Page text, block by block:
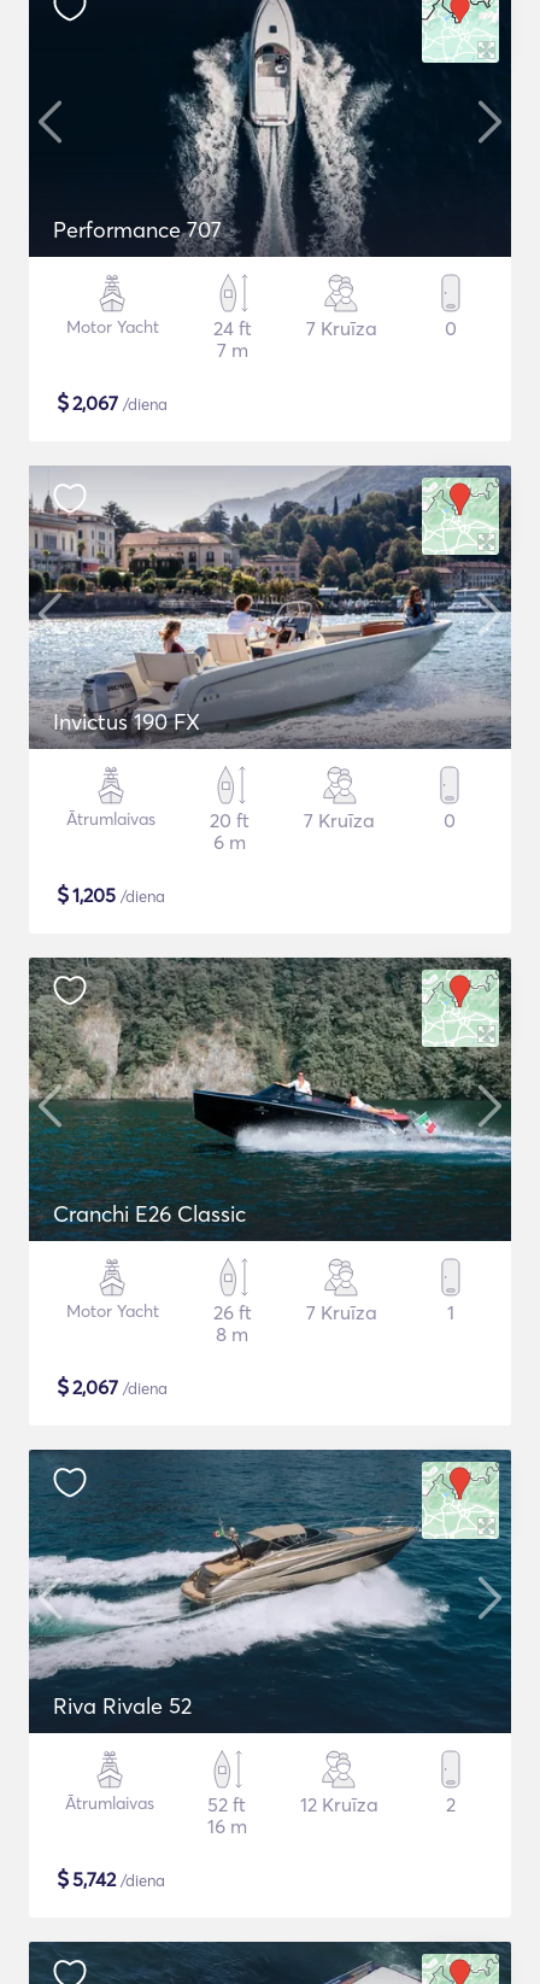
Performance 707
Motor Yacht
24 ft
7 m
7 Kruīza 0
$2,067 /diena
Invictus 190 FX
Ātrumlaivas
20 ft
6 m
7 Kruīza 0
$1,205 /diena
Cranchi E26 Classic
Motor Yacht
26 ft
8 m
7 Kruīza 1
$2,067 /diena
Riva Rivale 52
Ātrumlaivas
52 ft
16 m
12 Kruīza 2
$5,742/diena